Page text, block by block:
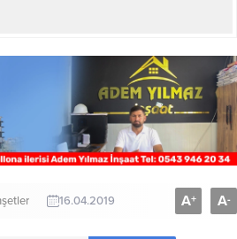
16.04.2019 A+ A-